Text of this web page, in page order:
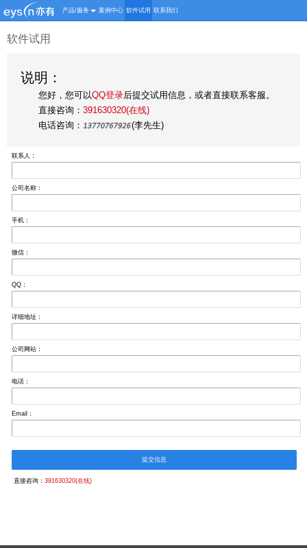
产品/服务 案例中心 软件试用 联系我们
软件试用
说明：
您好，您可以QQ登录后提交试用信息，或者直接联系客服。
直接咨询： 391630320(在线)
电话咨询：
(李先生)
联系人：
公司名称：
手机：
微信：
QQ：
详细地址：
公司网站：
电话：
Email：
提交信息
直接咨询： 391630320(在线)